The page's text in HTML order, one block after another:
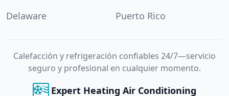
Delaware
Puerto Rico
Calefacción y refrigeración confiables 24/7—servicio
seguro y profesional en cualquier momento.
Expert Heating Air Conditioning